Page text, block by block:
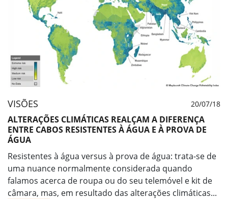
VISÕES 20/07/18
ALTERAÇÕES CLIMÁTICAS REALÇAM A DIFERENÇA
ENTRE CABOS RESISTENTES À ÁGUA E À PROVA DE
ÁGUA
Resistentes à água versus à prova de água: trata-se de
uma nuance normalmente considerada quando
falamos acerca de roupa ou do seu telemóvel e kit de
câmara, mas, em resultado das alterações climáticas...